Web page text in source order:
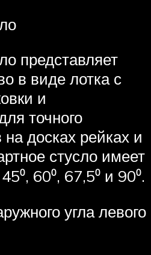
представляет
в виде лотка с
и
точного
на досках рейках и
стусло имеет
60⁰, 67,5⁰ и 90⁰.
угла левого